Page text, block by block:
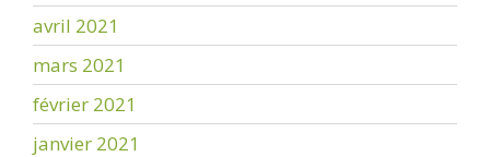
avril 2021
mars 2021
février 2021
janvier 2021